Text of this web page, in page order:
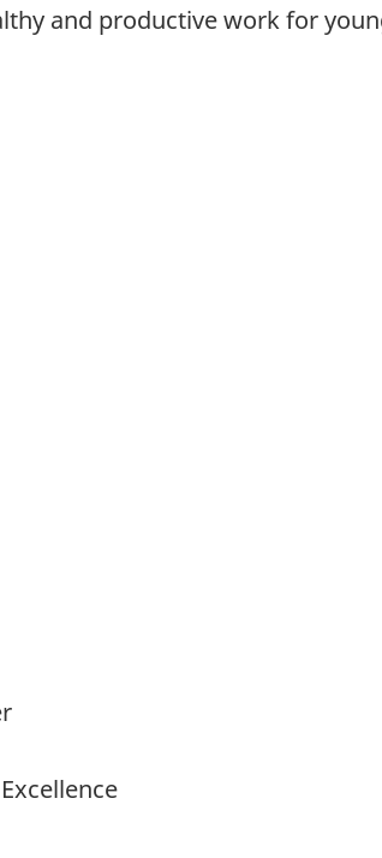
and productive work for